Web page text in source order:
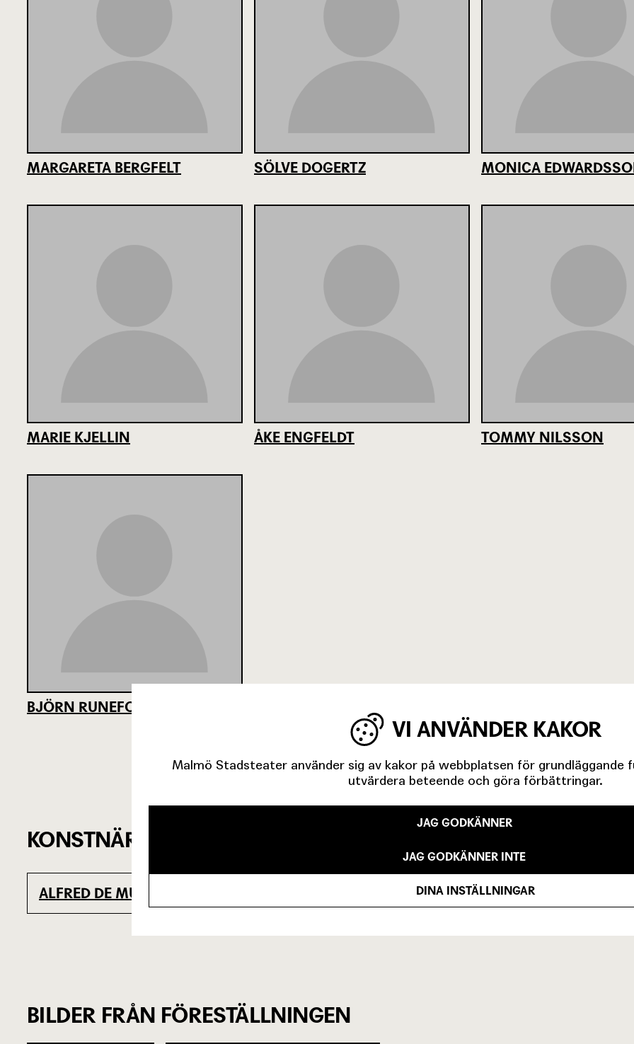
MARGARETA BERGFELT SÖLVE DOGERTZ MONICA
MARIE KJELLIN ÅKE ENGFELDT TOMMY NILSSON
BJÖRN RUNEFORS
KONSTNÄRLIGT TEAM
ALFRED DE MUSSET Översättning BO G FORSBERG
BILDER FRÅN FÖRESTÄLLNINGEN
VI ANVÄNDER KAKOR
Malmö Stadsteater använder sig av kakor på webbplatsen för
utvärdera beteende och göra förbättringar.
JAG GODKÄNNER
JAG GODKÄNNER INTE
DINA INSTÄLLNINGAR